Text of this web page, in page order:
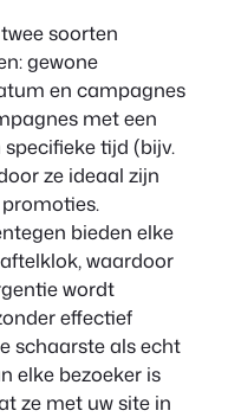
soorten
gewone
en campagnes
met een
tijd (bijv.
ze ideaal zijn
bieden elke
waardoor
wordt
effectief
schaarste als echt
elke bezoeker is
ze met uw site in